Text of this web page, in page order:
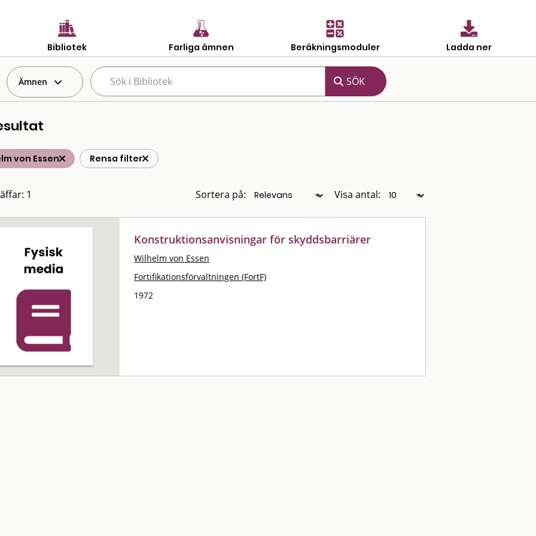
Bibliotek Farliga ämnen Beräkningsmoduler Ladda ner
Ämnen
von Essen Rensa filter
1 Sortera på: Visa antal:
Konstruktionsanvisningar för skyddsbarriärer
Wilhelm von Essen
Fortifikationsförvaltningen (FortF)
1972